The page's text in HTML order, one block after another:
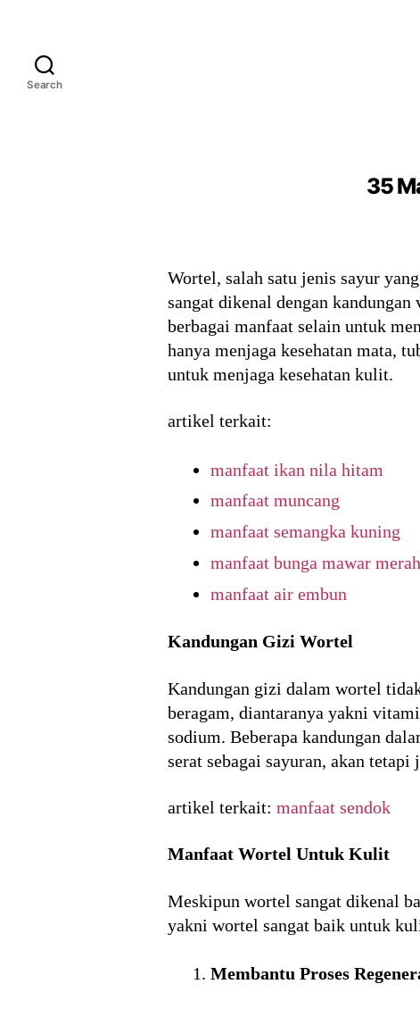
Search
35
Wortel, salah satu jenis sayur
sangat dikenal dengan
berbagai manfaat selain untuk
hanya menjaga kesehatan mata,
untuk menjaga kesehatan kulit.
artikel terkait:
manfaat ikan nila hitam
manfaat muncang
manfaat semangka kuning
manfaat bunga mawar merah
manfaat air embun
Kandungan Gizi Wortel
Kandungan gizi dalam wortel
beragam, diantaranya yakni
sodium. Beberapa kandungan
serat sebagai sayuran, akan
artikel terkait: manfaat sendok
Manfaat Wortel Untuk Kulit
Meskipun wortel sangat dikenal
yakni wortel sangat baik untuk
Membantu Proses